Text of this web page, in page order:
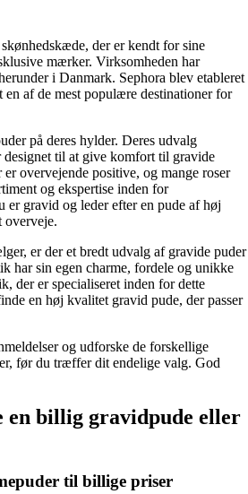
der er kendt for sine
mærker. Virksomheden har
i Danmark. Sephora blev etableret
en af de mest populære destinationer for
på deres hylder. Deres udvalg
designet til at give komfort til gravide
overvejende positive, og mange roser
og ekspertise inden for
er gravid og leder efter en pude af høj
overveje.
er der et bredt udvalg af gravide puder
har sin egen charme, fordele og unikke
der er specialiseret inden for dette
en høj kvalitet gravid pude, der passer
og udforske de forskellige
før du træffer dit endelige valg. God
en billig gravidpude eller
til billige priser